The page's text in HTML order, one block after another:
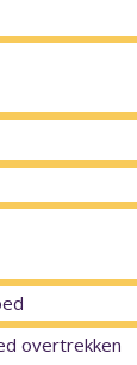
overtrekken